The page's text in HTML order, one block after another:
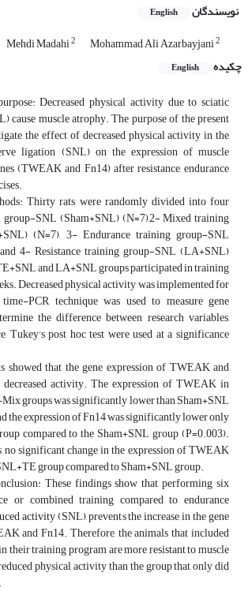
نویسندگان English
Mehdi Madahi2 Mohammad Ali Azarbayjani2
چکیده English
Decreased physical activity due to sciatic
cause muscle atrophy. The purpose of the present
the effect of decreased physical activity in the
ligation (SNL) on the expression of muscle
(TWEAK and Fn14) after resistance, endurance
Thirty rats were randomly divided into four
SNL (Sham+SNL) (N=7),2- Mixed training
(N=7), 3- Endurance training group-SNL
4- Resistance training group-SNL (LA+SNL)
and LA+SNL groups participated in training
Decreased physical activity was implemented for
PCR technique was used to measure gene
the difference between research variables,
Tukey's post hoc test were used at a significance
showed that the gene expression of TWEAK and
decreased activity. The expression of TWEAK in
groups was significantly lower than Sham+SNL
the expression of Fn14 was significantly lower only
compared to the Sham+SNL group (P=0.003).
no significant change in the expression of TWEAK
group compared to Sham+SNL group.
These findings show that performing six
or combined training compared to endurance
activity (SNL), prevents the increase in the gene
and Fn14. Therefore, the animals that included
their training program are more resistant to muscle
physical activity than the group that only did